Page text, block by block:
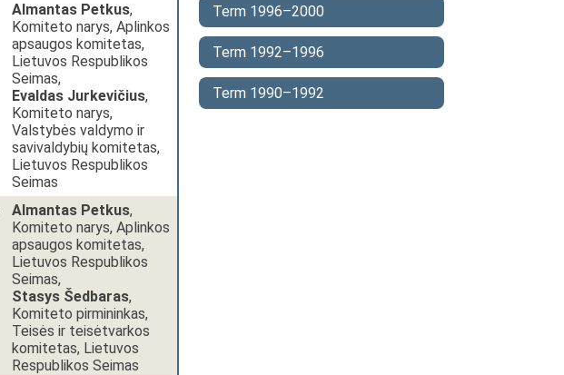
Almantas Petkus,
Komiteto narys, Aplinkos
apsaugos komitetas,
Lietuvos Respublikos
Seimas,
Evaldas Jurkevičius,
Komiteto narys,
Valstybės valdymo ir
savivaldybių komitetas,
Lietuvos Respublikos
Seimas
Almantas Petkus,
Komiteto narys, Aplinkos
apsaugos komitetas,
Lietuvos Respublikos
Seimas,
Stasys Šedbaras,
Komiteto pirmininkas,
Teisės ir teisėtvarkos
komitetas, Lietuvos
Respublikos Seimas
Term 1996–2000
Term 1992–1996
Term 1990–1992